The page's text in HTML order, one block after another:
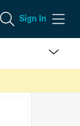
Sign In